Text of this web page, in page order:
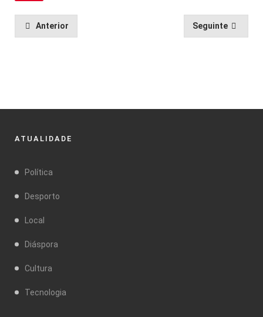
Anterior Seguinte
ATUALIDADE
Política
Desporto
Local
Diáspora
Cultura
Tecnologia